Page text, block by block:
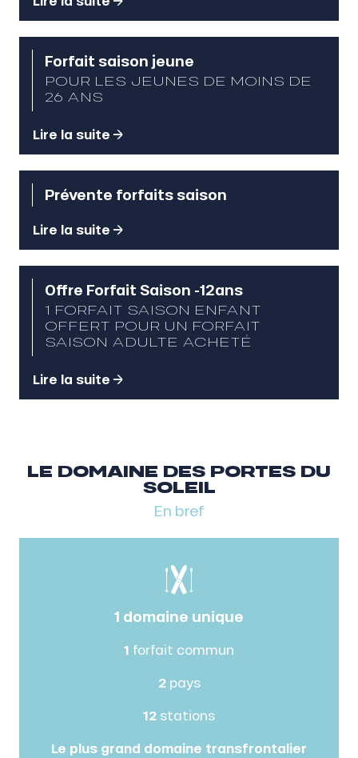
Forfait saison jeune
POUR LES JEUNES DE MOINS DE
26 ANS
Lire la suite
Prévente forfaits saison
Lire la suite
Offre Forfait Saison -12ans
1 FORFAIT SAISON ENFANT
OFFERT POUR UN FORFAIT
SAISON ADULTE ACHETÉ
Lire la suite
LE DOMAINE DES PORTES DU
SOLEIL
En bref
1 domaine unique
1 forfait commun
2pays
12 stations
Le plus grand domaine transfrontalier